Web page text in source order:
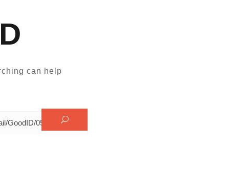
can help.